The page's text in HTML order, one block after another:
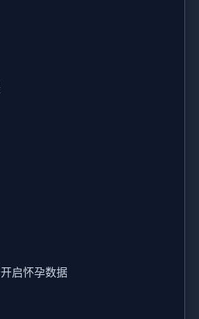
开启怀孕数据